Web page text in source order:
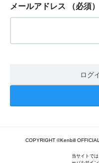
メールアドレス （必須）
ログ
COPYRIGHT ©Kenbill
当サイトで